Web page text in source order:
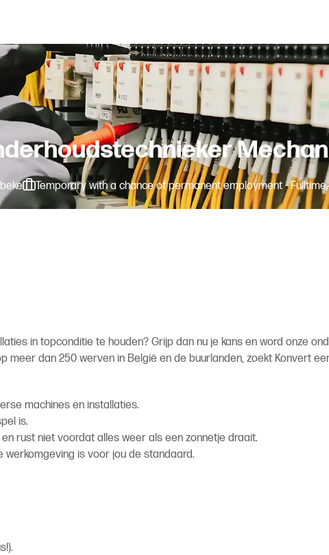
Temporary with a chance of permanent employment - Fulltime
in topconditie te houden? Grijp dan nu je kans en word onze
dan 250 werven in België en de buurlanden, zoekt Konvert
machines en installaties.
is.
en rust niet voordat alles weer als een zonnetje draait.
werkomgeving is voor jou de standaard.